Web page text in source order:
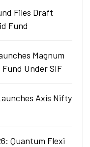
Files Draft
Fund
Magnum
Under SIF
Axis Nifty
Quantum Flexi